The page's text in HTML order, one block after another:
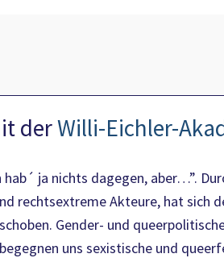
derWilli-Eichler-
hab´ ja nichts dagegen, aber…”.
rechtsextreme Akteure, hat sich
Gender- und
uns sexistische und